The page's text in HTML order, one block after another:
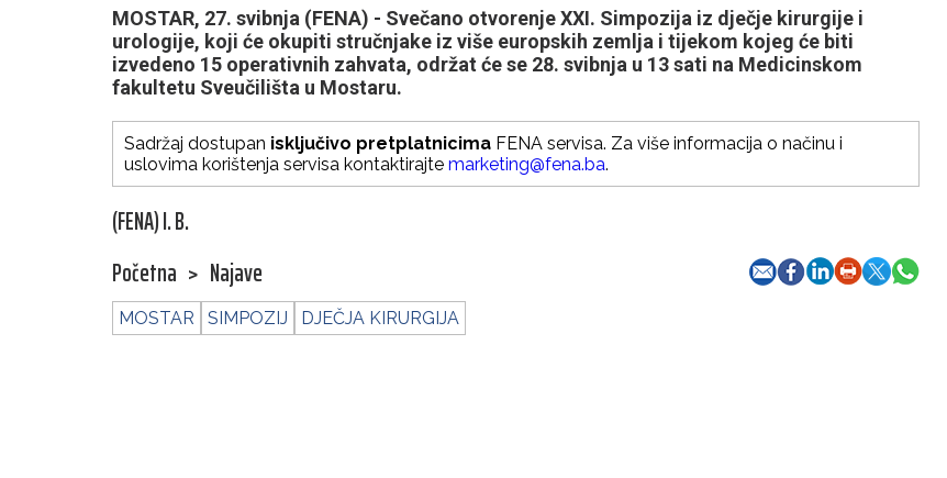
MOSTAR, 27. svibnja (FENA) - Svečano otvorenje XXI. Simpozija iz dječje kirurgije i
urologije, koji će okupiti stručnjake iz više europskih zemlja i tijekom kojeg će biti
izvedeno 15 operativnih zahvata, održat će se 28. svibnja u 13 sati na Medicinskom
fakultetu Sveučilišta u Mostaru.
Sadržaj dostupan isključivo pretplatnicima FENA servisa. Za više informacija o načinu i
uslovima korištenja servisa kontaktirajte marketing@fena.ba.
(FENA) I. B.
Početna > Najave
MOSTAR SIMPOZIJ DJEČJA KIRURGIJA